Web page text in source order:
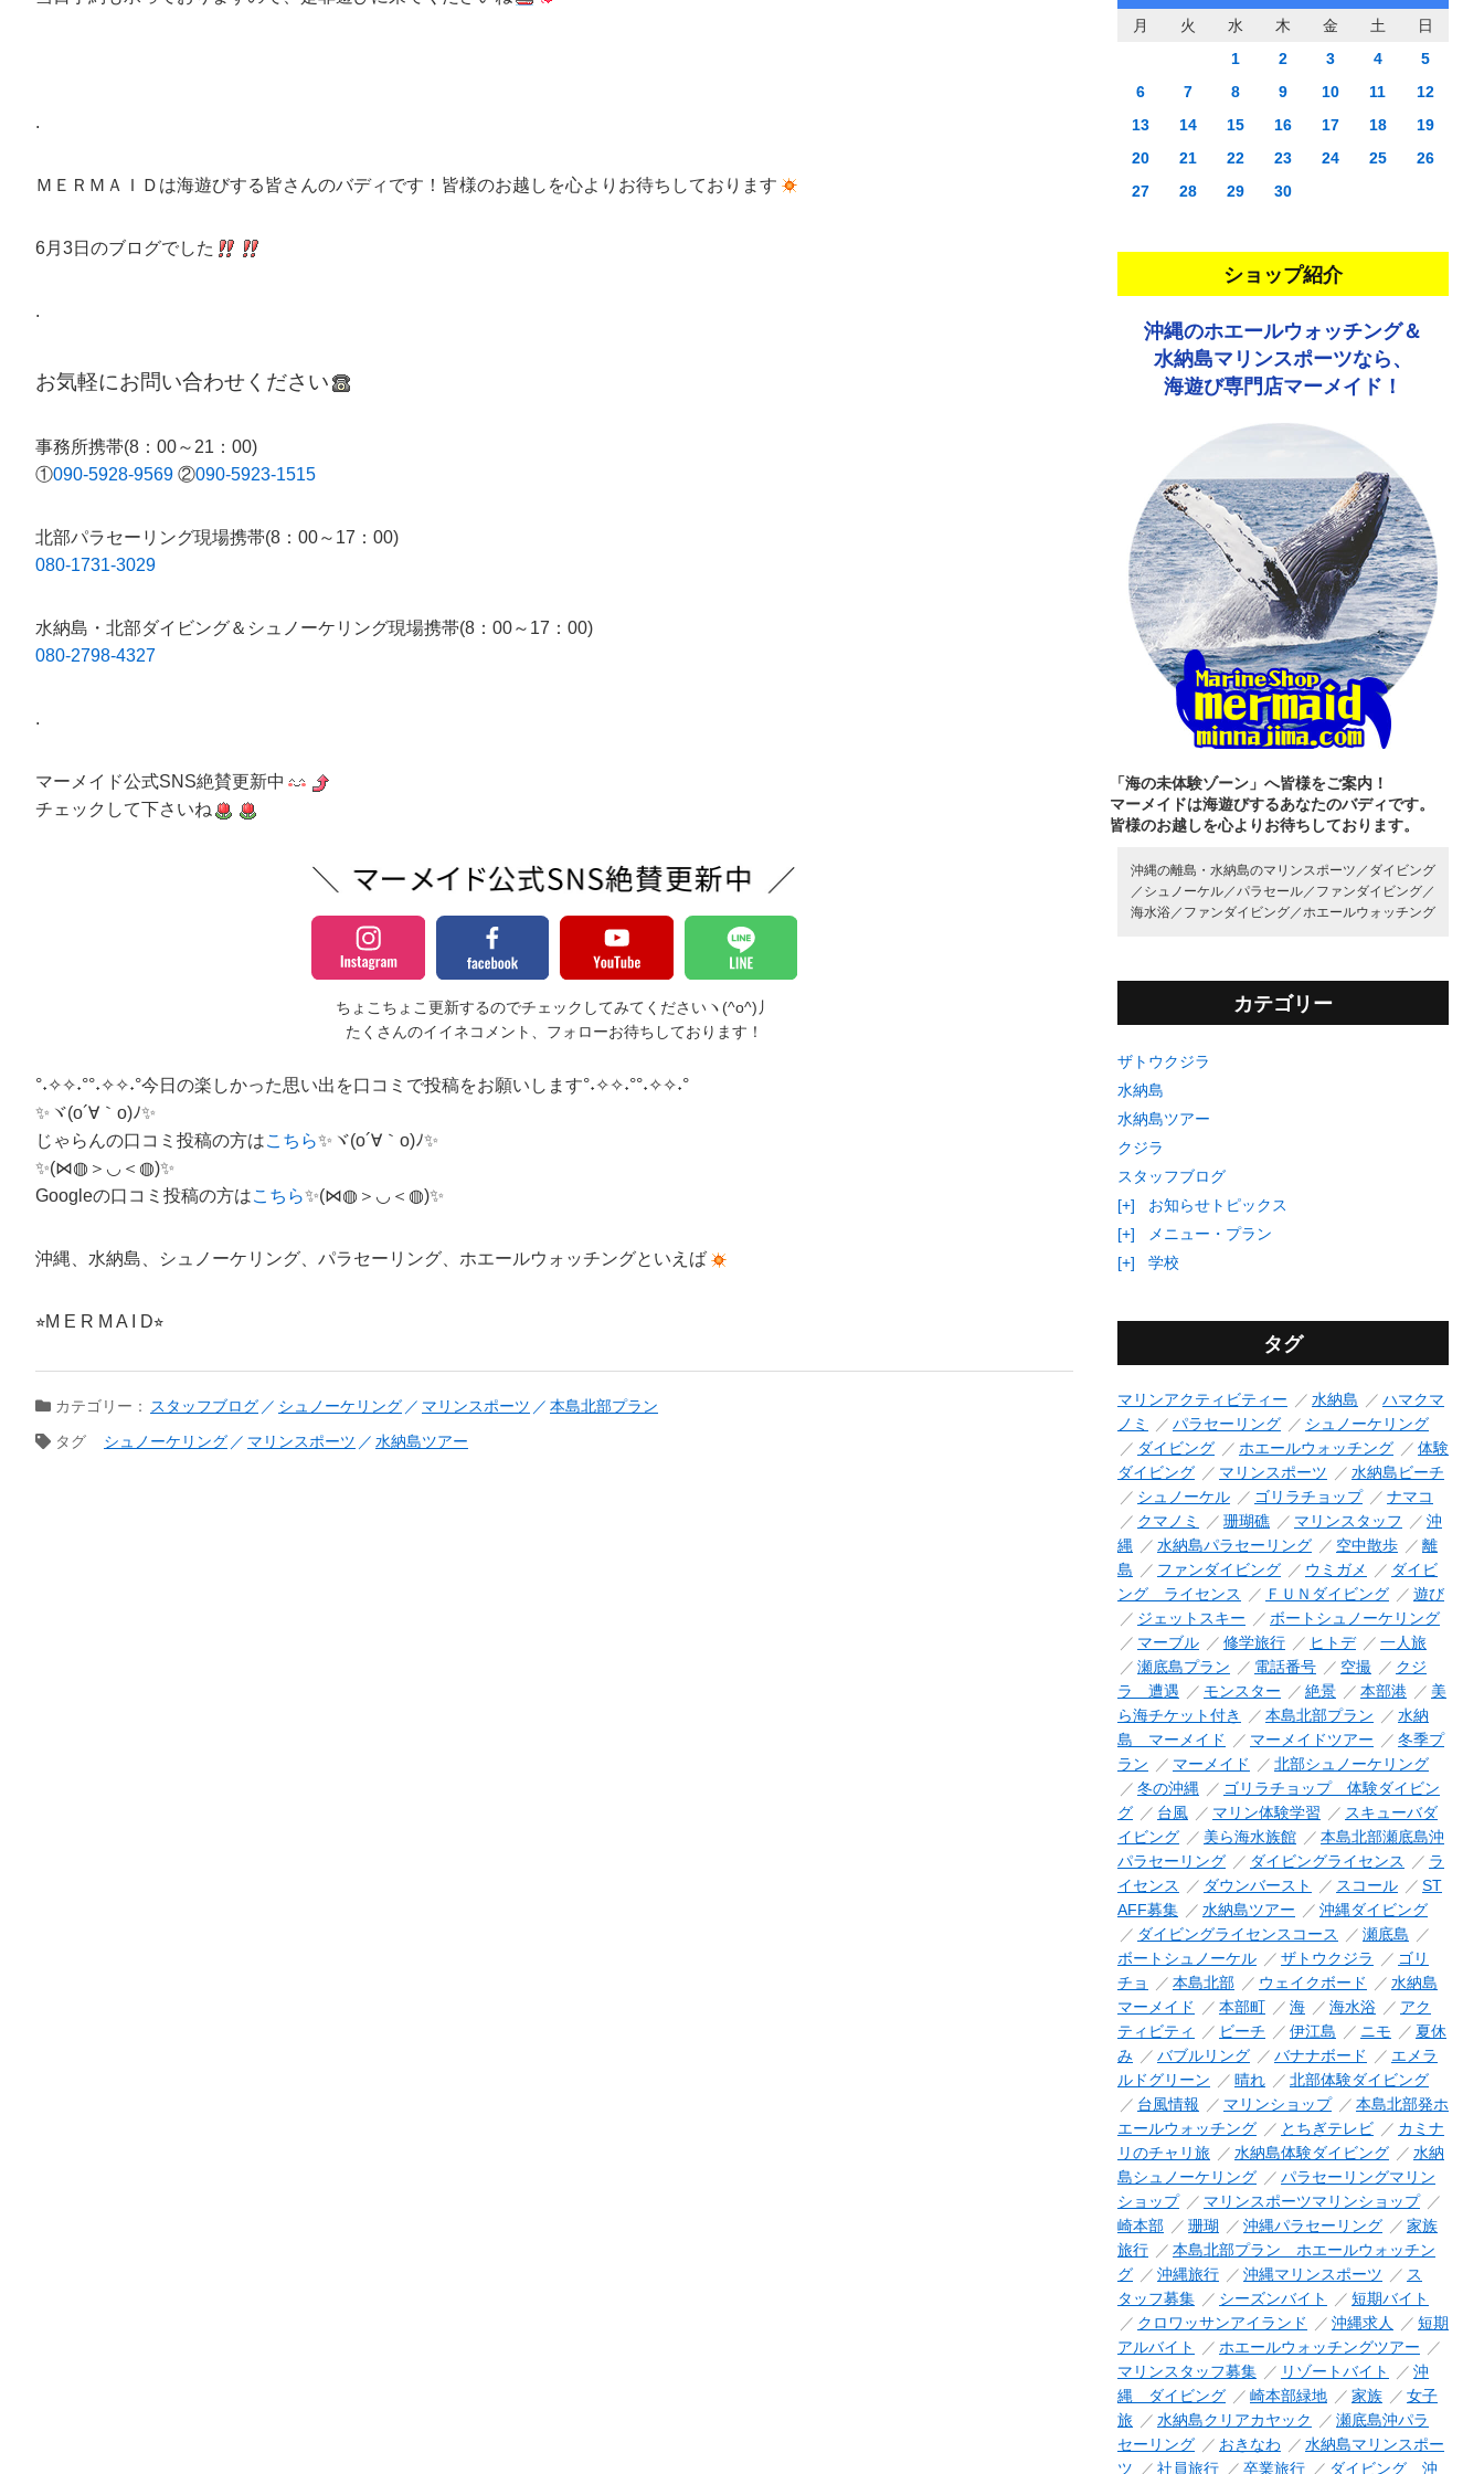
.
ＭＥＲＭＡＩＤは海遊びする皆さんのバディです！皆様のお越しを心よりお待ちしております
6月3日のブログでした
.
お気軽にお問い合わせください
事務所携帯(8：00～21：00)
①090-5928-9569 ②090-5923-1515
北部パラセーリング現場携帯(8：00～17：00)
080-1731-3029
水納島・北部ダイビング＆シュノーケリング現場携帯(8：00～17：00)
080-2798-4327
.
マーメイド公式SNS絶賛更新中
チェックして下さいね
ちょこちょこ更新するのでチェックしてみてくださいヽ(^o^)丿
たくさんのイイネコメント、フォローお待ちしております！
°˖✧✧˖°°˖✧✧˖°今日の楽しかった思い出を口コミで投稿をお願いします°˖✧✧˖°°˖✧✧˖°
✨ヾ(o´∀｀o)ﾉ✨
じゃらんの口コミ投稿の方はこちら✨ヾ(o´∀｀o)ﾉ✨
✨(⋈◍＞◡＜◍)✨
Googleの口コミ投稿の方はこちら✨(⋈◍＞◡＜◍)✨
沖縄、水納島、シュノーケリング、パラセーリング、ホエールウォッチングといえば
⭐︎M E R M A I D⭐︎
カテゴリー： スタッフブログ シュノーケリング マリンスポーツ
本島北部プラン
タグ
シュノーケリング マリンスポーツ 水納島ツアー
月 火 水 木 金 土
日
1
2 3 4
5
6
7 8 9 10 11
12
13
14 15 16 17 18
19
20
21 22 23 24 25
26
27
28 29 30
ショップ紹介
沖縄のホエールウォッチング＆
水納島マリンスポーツなら、
海遊び専門店マーメイド！
「海の未体験ゾーン」へ皆様をご案内！
マーメイドは海遊びするあなたのバディです。
皆様のお越しを心よりお待ちしております。
沖縄の離島・水納島のマリンスポーツ／ ダイビング
／ シュノーケル／ パラセール／ ファンダイビング／
海水浴／ ファンダイビング／ ホエールウォッチング
カテゴリー
ザトウクジラ
水納島
水納島ツアー
クジラ
スタッフブログ
[+]
お知らせトピックス
[+]
メニュー・プラン
[+]
学校
タグ
マリンアクティビティー 水納島
ハマクマ
ノミ
パラセーリング
シュノーケリング
ダイビング
ホエールウォッチング
体験
ダイビング
マリンスポーツ
水納島ビーチ
シュノーケル
ゴリラチョップ
ナマコ
クマノミ
珊瑚礁 マリンスタッフ
沖
縄
水納島パラセーリング 空中散歩
離
島
ファンダイビング ウミガメ
ダイビ
ング ライセンス
ＦＵＮダイビング
遊び
ジェットスキー
ボートシュノーケリング
マーブル
修学旅行 ヒトデ
一人旅
瀬底島プラン
電話番号 空撮
クジ
ラ 遭遇
モンスター 絶景 本部港
美
ら海チケット付き
本島北部プラン
水納
島 マーメイド
マーメイドツアー
冬季プ
ラン
マーメイド
北部シュノーケリング
冬の沖縄
ゴリラチョップ 体験ダイビン
グ
台風 マリン体験学習
スキューバダ
イビング
美ら海水族館
本島北部瀬底島沖
パラセーリング
ダイビングライセンス
ラ
イセンス
ダウンバースト スコール
ST
AFF募集
水納島ツアー
沖縄ダイビング
ダイビングライセンスコース
瀬底島
ボートシュノーケル
ザトウクジラ
ゴリ
チョ
本島北部 ウェイクボード
水納島
マーメイド
本部町 海 海水浴
アク
ティビティ
ビーチ 伊江島 ニモ
夏休
み
バブルリング バナナボード
エメラ
ルドグリーン
晴れ
北部体験ダイビング
台風情報
マリンショップ
本島北部発ホ
エールウォッチング
とちぎテレビ
カミナ
リのチャリ旅
水納島体験ダイビング
水納
島シュノーケリング
パラセーリングマリン
ショップ
マリンスポーツマリンショップ
崎本部
珊瑚 沖縄パラセーリング
家族
旅行
本島北部プラン ホエールウォッチン
グ
沖縄旅行 沖縄マリンスポーツ
ス
タッフ募集
シーズンバイト
短期バイト
クロワッサンアイランド
沖縄求人
短期
アルバイト
ホエールウォッチングツアー
マリンスタッフ募集
リゾートバイト
沖
縄 ダイビング
崎本部緑地 家族
女子
旅
水納島クリアカヤック
瀬底島沖パラ
セーリング
おきなわ
水納島マリンスポー
ツ
社員旅行 卒業旅行 ダイビング 沖